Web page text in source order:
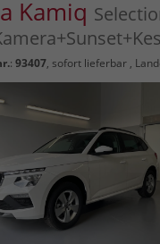
Kamiq
: 93407, sofort lieferbar,